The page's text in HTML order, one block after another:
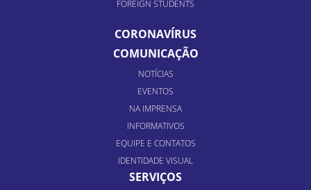
FOREIGN STUDENTS
CORONAVÍRUS
COMUNICAÇÃO
NOTÍCIAS
EVENTOS
NA IMPRENSA
INFORMATIVOS
EQUIPE E CONTATOS
IDENTIDADE VISUAL
SERVIÇOS